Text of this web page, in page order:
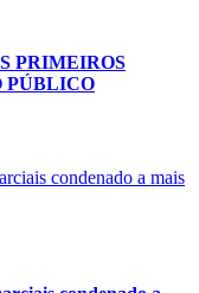
PRIMEIROS
PÚBLICO